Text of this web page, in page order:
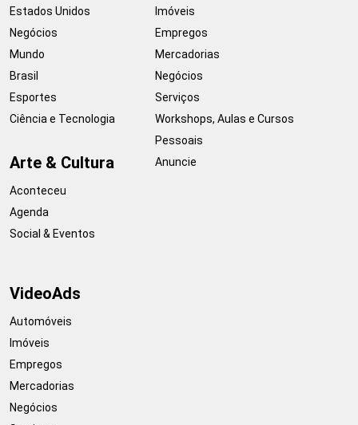
Estados Unidos
Negócios
Mundo
Brasil
Esportes
Ciência e Tecnologia
Arte & Cultura
Aconteceu
Agenda
Social & Eventos
Imóveis
Empregos
Mercadorias
Negócios
Serviços
Workshops, Aulas e Cursos
Pessoais
Anuncie
VideoAds
Automóveis
Imóveis
Empregos
Mercadorias
Negócios